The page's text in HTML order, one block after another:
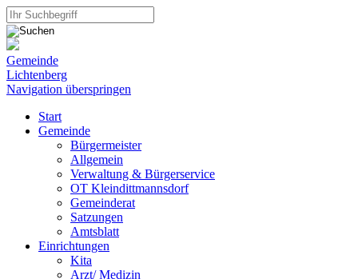
Gemeinde
Lichtenberg
Navigation überspringen
Start
Gemeinde
Bürgermeister
Allgemein
Verwaltung & Bürgerservice
OT Kleindittmannsdorf
Gemeinderat
Satzungen
Amtsblatt
Einrichtungen
Kita
Arzt/ Medizin